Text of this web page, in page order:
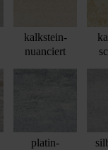
kalkstein-
nuanciert
platin-